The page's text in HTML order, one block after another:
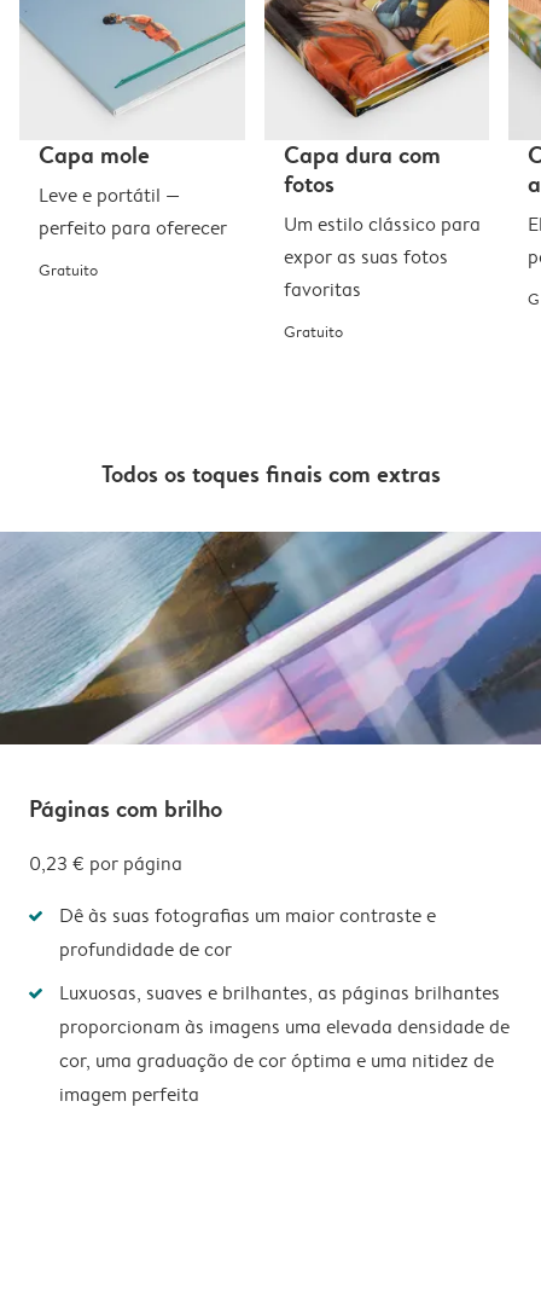
Capa mole
Leve e portátil —
perfeito para oferecer
Gratuito
Capa dura com
fotos
Um estilo clássico para
expor as suas fotos
favoritas
Gratuito
Todos os toques finais com extras
Páginas com brilho
0,23 € por página
Dê às suas fotografias um maior contraste e
profundidade de cor
Luxuosas, suaves e brilhantes, as páginas brilhantes
proporcionam às imagens uma elevada densidade de
cor, uma graduação de cor óptima e uma nitidez de
imagem perfeita